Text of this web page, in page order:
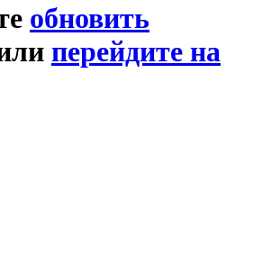
обновить
перейдите на